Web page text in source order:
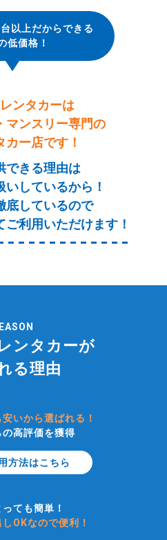
以上だからできる
低価格！
ンタカーは
マンスリー専門の
カー店です！
できる理由は
いしているから！
底しているので
利用いただけます！
ンタカーが
る理由
いから選ばれる！
の高評価を獲得
方法はこちら
ても簡単！
OKなので便利！